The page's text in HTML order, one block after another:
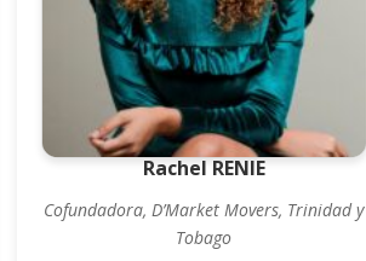
Rachel RENIE
Cofundadora, D’Market Movers, Trinidad y
Tobago